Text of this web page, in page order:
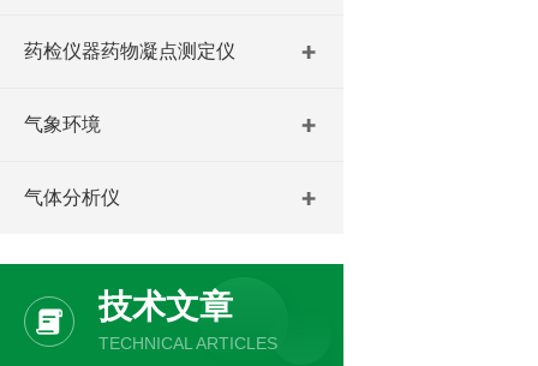
药检仪器药物凝点测定仪
气象环境
气体分析仪
技术文章
TECHNICAL ARTICLES